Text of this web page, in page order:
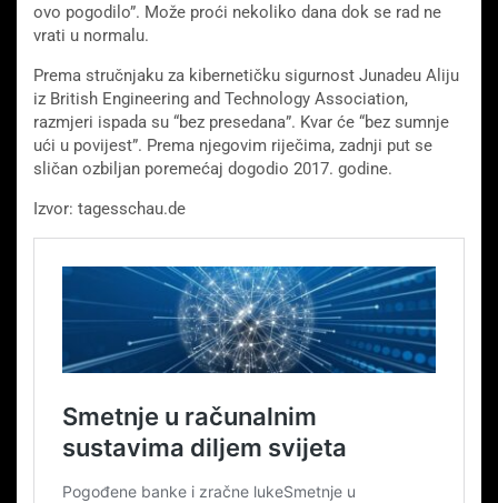
ovo pogodilo”. Može proći nekoliko dana dok se rad ne
vrati u normalu.
Prema stručnjaku za kibernetičku sigurnost Junadeu Aliju
iz British Engineering and Technology Association,
razmjeri ispada su “bez presedana”. Kvar će “bez sumnje
ući u povijest”. Prema njegovim riječima, zadnji put se
sličan ozbiljan poremećaj dogodio 2017. godine.
Izvor: tagesschau.de